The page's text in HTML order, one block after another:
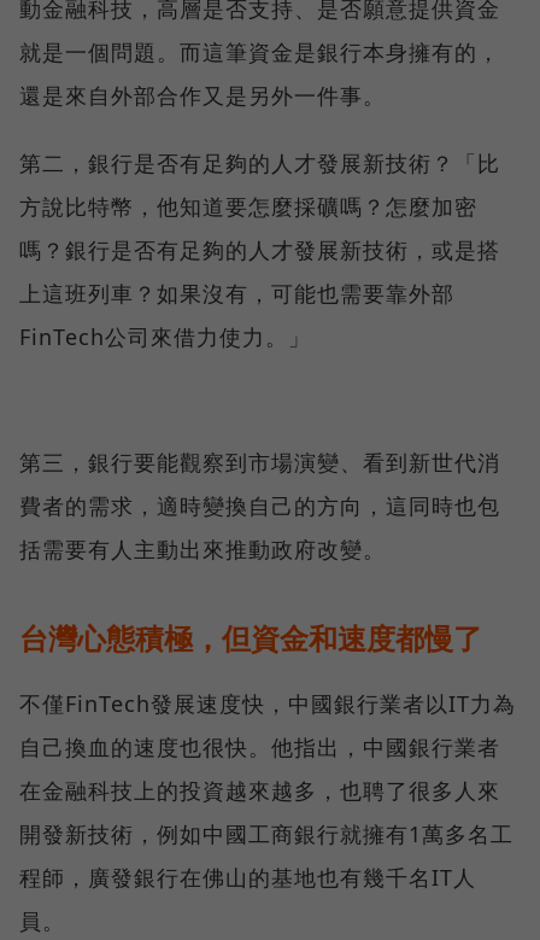
動金融科技，高層是否支持、是否願意提供資金
就是一個問題。而這筆資金是銀行本身擁有的，
還是來自外部合作又是另外一件事。
第二，銀行是否有足夠的人才發展新技術？「比
方說比特幣，他知道要怎麼採礦嗎？怎麼加密
嗎？銀行是否有足夠的人才發展新技術，或是搭
上這班列車？如果沒有，可能也需要靠外部
FinTech公司來借力使力。」
第三，銀行要能觀察到市場演變、看到新世代消
費者的需求，適時變換自己的方向，這同時也包
括需要有人主動出來推動政府改變。
台灣心態積極，但資金和速度都慢了
不僅FinTech發展速度快，中國銀行業者以IT力為
自己換血的速度也很快。他指出，中國銀行業者
在金融科技上的投資越來越多，也聘了很多人來
開發新技術，例如中國工商銀行就擁有1萬多名工
程師，廣發銀行在佛山的基地也有幾千名IT人
員。